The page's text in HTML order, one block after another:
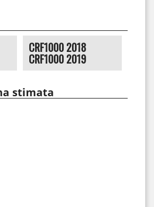
CRF1000 2018
CRF1000 2019
stimata